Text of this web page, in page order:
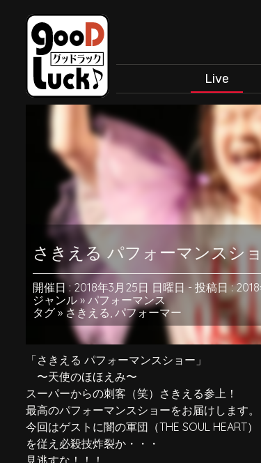
Live
さきえる パフォーマンスシ
開催日 : 2018年3月25日 日曜日 - 投稿日 :
ジャンル » パフォーマンス
タグ » さきえる, パフォーマー
「さきえる パフォーマンスショー」
〜天使のほほえみ〜
スーパーからの刺客（笑）さきえる参上！
最高のパフォーマンスショーをお届けします。
今回はゲストに闇の軍団（THE SOUL HEART）
を従え必殺技炸裂か・・・
見逃すな！！！